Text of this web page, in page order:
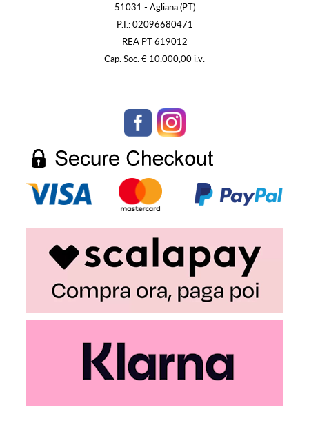
51031 - Agliana (PT)
P.I.: 02096680471
REA PT 619012
Cap. Soc. € 10.000,00 i.v.